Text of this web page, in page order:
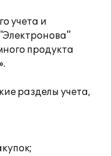
учета и
продукта
разделы учета,